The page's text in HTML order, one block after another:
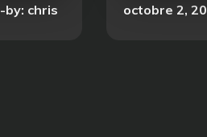
by: chris
Posted
octobre 2,